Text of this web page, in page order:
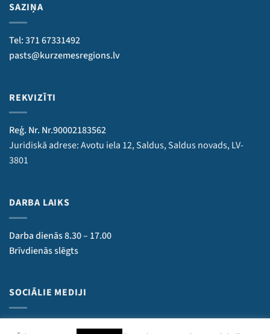
SAZIŅA
Tel: 371 67331492
pasts@kurzemesregions.lv
REKVIZĪTI
Reģ. Nr. Nr.90002183562
Juridiskā adrese: Avotu iela 12, Saldus, Saldus novads, LV-
3801
DARBA LAIKS
Darba dienās 8.30 – 17.00
Brīvdienās slēgts
SOCIĀLIE MEDIJI